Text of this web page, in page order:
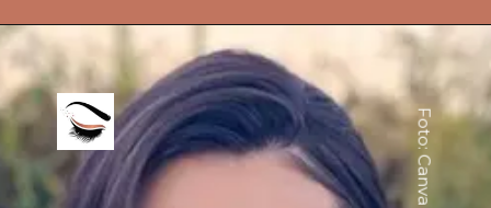
Foto: Canva